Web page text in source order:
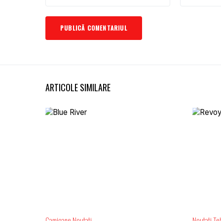
ARTICOLE SIMILARE